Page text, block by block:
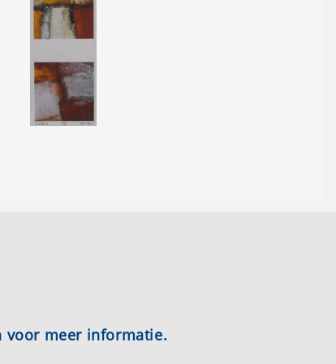
voor meer informatie.